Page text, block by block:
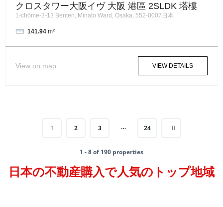
クロスタワー大阪イヴ 大阪 港區 2SLDK 塔樓
1-chōme-3-13 Benten, Minato Ward, Osaka, 552-0007日本
141.94 m²
View on map VIEW DETAILS
1 2 3 … 24
1 - 8 of 190 properties
日本の不動産購入で人気のトップ地域